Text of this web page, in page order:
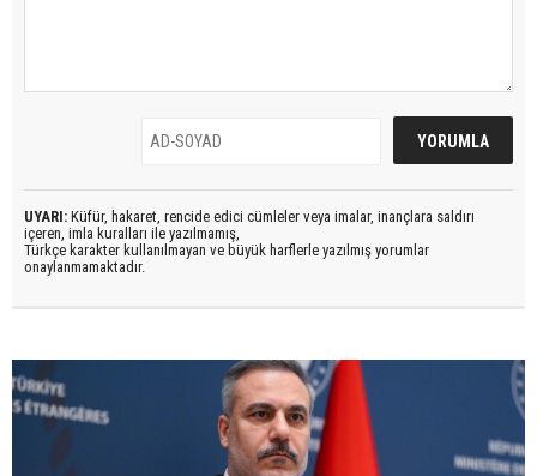
UYARI: Küfür, hakaret, rencide edici cümleler veya imalar, inançlara saldırı
içeren, imla kuralları ile yazılmamış,
Türkçe karakter kullanılmayan ve büyük harflerle yazılmış yorumlar
onaylanmamaktadır.